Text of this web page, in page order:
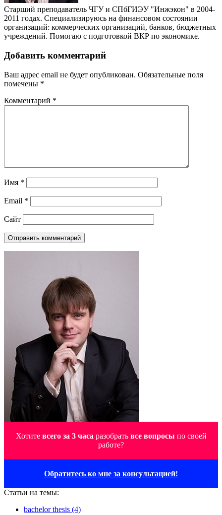
Старший преподаватель ЧГУ и СПбГИЭУ "Инжэкон" в 2004-
2011 годах. Специализируюсь на финансовом состоянии
организаций: коммерческих организаций, банков, бюджетных
учреждений. Помогаю с подготовкой ВКР по экономике.
Добавить комментарий
Ваш адрес email не будет опубликован. Обязательные поля
помечены *
Комментарий *
Имя *
Email *
Сайт
Хотите всего за 3 часа разобрать все вопросы по своей
работе?
Обратитесь ко мне за консультацией!
Статьи на темы:
bachelor thesis (4)